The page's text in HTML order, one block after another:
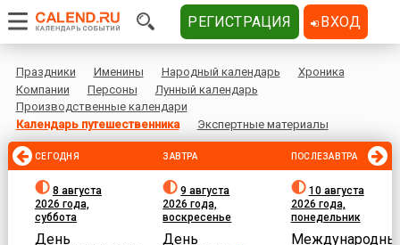
Праздники Именины Народный календарь
Хроника
Компании
Персоны
Лунный календарь
Производственные календари
Календарь путешественника
Экспертные материалы
СЕГОДНЯ
8 августа
2026 года,
суббота
День
ЗАВТРА
9 августа
2026 года,
воскресенье
День
ПОСЛЕЗАВТРА
10 августа
2026 года,
понедельник
РЕГИСТРАЦИЯ ВХОД